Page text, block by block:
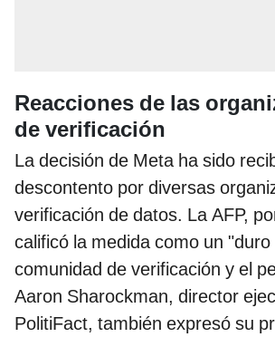
Reacciones de las
de verificación
La decisión de Meta ha sido
descontento por diversas
verificación de datos. La AFP,
calificó la medida como un
comunidad de verificación y el
Aaron Sharockman, director
PolitiFact, también expresó su